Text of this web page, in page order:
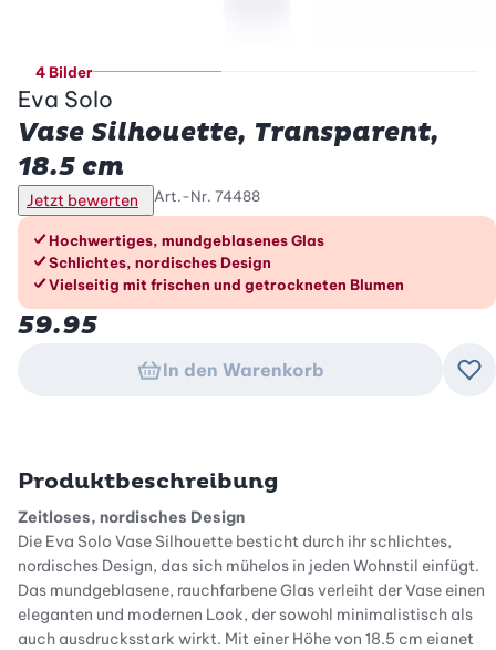
4 Bilder
Eva Solo
Vase Silhouette, Transparent,
18.5 cm
Jetzt bewerten Art.-Nr. 74488
Die Vorteile im Überblick
Hochwertiges, mundgeblasenes Glas
Schlichtes, nordisches Design
Vielseitig mit frischen und getrockneten Blumen
59.95
In den Warenkorb
Produktbeschreibung
Zeitloses, nordisches Design
Die Eva Solo Vase Silhouette besticht durch ihr schlichtes,
nordisches Design, das sich mühelos in jeden Wohnstil einfügt.
Das mundgeblasene, rauchfarbene Glas verleiht der Vase einen
eleganten und modernen Look, der sowohl minimalistisch als
auch ausdrucksstark wirkt. Mit einer Höhe von 18.5 cm eignet